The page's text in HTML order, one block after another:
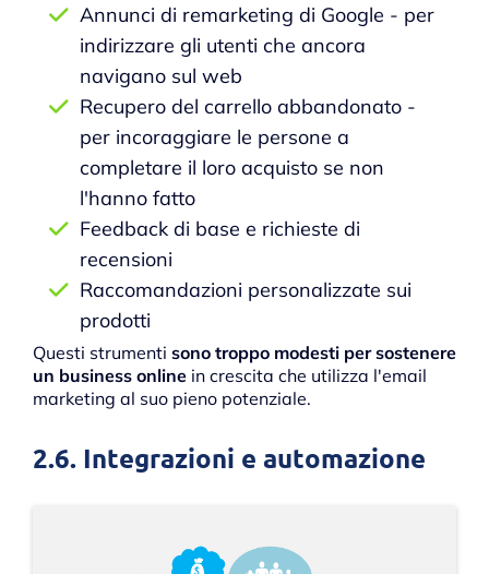
Annunci di remarketing di Google - per
indirizzare gli utenti che ancora
navigano sul web
Recupero del carrello abbandonato -
per incoraggiare le persone a
completare il loro acquisto se non
l'hanno fatto
Feedback di base e richieste di
recensioni
Raccomandazioni personalizzate sui
prodotti
Questi strumenti sono troppo modesti per sostenere
un business online in crescita che utilizza l'email
marketing al suo pieno potenziale.
2.6. Integrazioni e automazione